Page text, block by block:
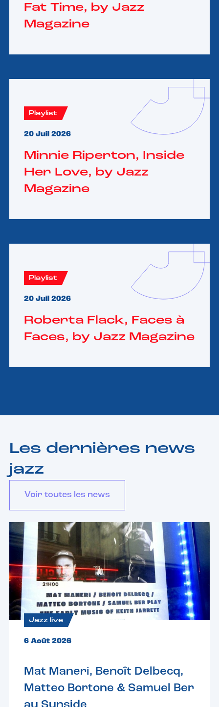
Fat Time, by Jazz
Magazine
Playlist
20 Juil 2026
Minnie Riperton, Inside
Her Love, by Jazz
Magazine
Playlist
20 Juil 2026
Roberta Flack, Faces à
Faces, by Jazz Magazine
Les dernières news
jazz
Voir toutes les news
Jazz live
6 Août 2026
Mat Maneri, Benoît Delbecq,
Matteo Bortone & Samuel Ber